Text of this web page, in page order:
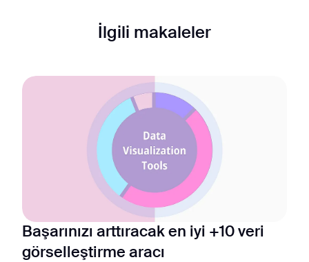
İlgili makaleler
Başarınızı arttıracak en iyi +10 veri
görselleştirme aracı